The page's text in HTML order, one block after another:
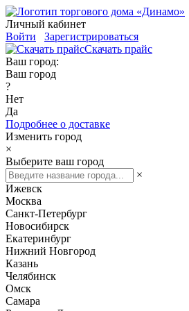
Личный кабинет
Войти
Зарегистрироваться
Скачать прайс
Ваш город:
Ваш город
?
Нет
Да
Подробнее о доставке
Изменить город
×
Выберите ваш город
×
Ижевск
Москва
Санкт-Петербург
Новосибирск
Екатеринбург
Нижний Новгород
Казань
Челябинск
Омск
Самара